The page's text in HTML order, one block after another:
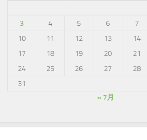
3
4 5 6 7
10
11 12 13 14
17
18 19 20 21
24
25 26 27 28
31
« 7月